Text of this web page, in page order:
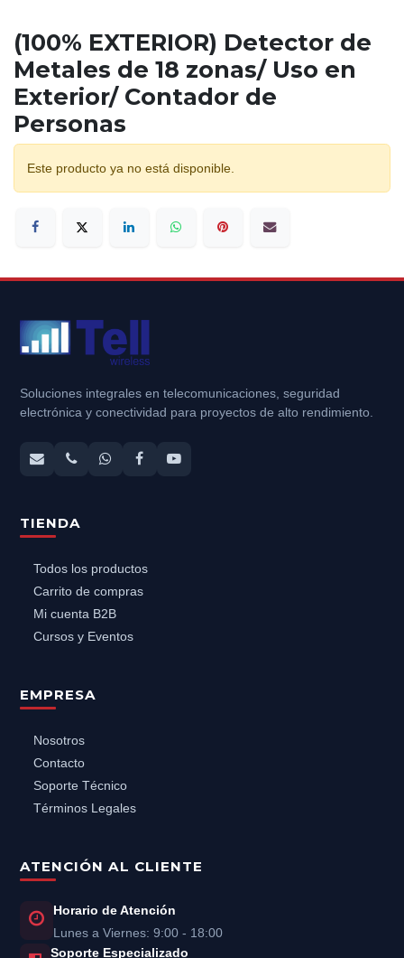
(100% EXTERIOR) Detector de
Metales de 18 zonas/ Uso en
Exterior/ Contador de
Personas
Este producto ya no está disponible.
Soluciones integrales en telecomunicaciones, seguridad
electrónica y conectividad para proyectos de alto rendimiento.
TIENDA
Todos los productos
Carrito de compras
Mi cuenta B2B
Cursos y Eventos
EMPRESA
Nosotros
Contacto
Soporte Técnico
Términos Legales
ATENCIÓN AL CLIENTE
Horario de Atención
Lunes a Viernes: 9:00 - 18:00
Soporte Especializado